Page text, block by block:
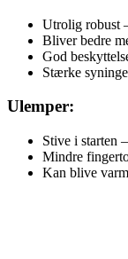
Utrolig robust
Bliver bedre
God
Stærke
Ulemper:
Stive i
Mindre
Kan blive